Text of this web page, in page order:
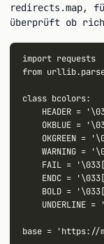
redirects.map,
überprüft ob
import requests
from
class bcolors:
HEADER =
OKBLUE =
OKGREEN =
WARNING =
FAIL =
ENDC =
BOLD =
UNDERLINE =
base = 'https://